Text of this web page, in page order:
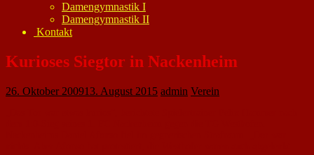
Damengymnastik I
Damengymnastik II
Kontakt
Kurioses Siegtor in Nackenheim
26. Oktober 200913. August 2015 admin Verein